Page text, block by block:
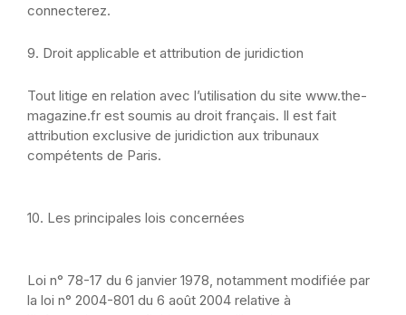
connecterez.
9. Droit applicable et attribution de juridiction
Tout litige en relation avec l’utilisation du site www.the-
magazine.fr est soumis au droit français. Il est fait
attribution exclusive de juridiction aux tribunaux
compétents de Paris.
10. Les principales lois concernées
Loi n° 78-17 du 6 janvier 1978, notamment modifiée par
la loi n° 2004-801 du 6 août 2004 relative à